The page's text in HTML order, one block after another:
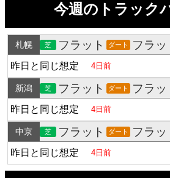
今週のトラック
札幌 芝 フラット ダート フラッ
昨日と同じ想定 4日前
新潟 芝 フラット ダート フラッ
昨日と同じ想定 4日前
中京 芝 フラット ダート フラッ
昨日と同じ想定 4日前